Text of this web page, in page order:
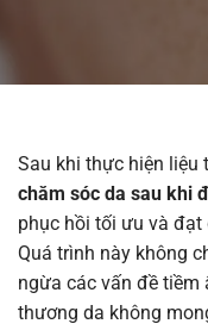
Sau khi thực hiện liệu
chăm sóc da sau khi
phục hồi tối ưu và
Quá trình này không
ngừa các vấn đề
thương da không